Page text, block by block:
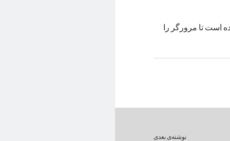
است تا مرورگر را
نوشته‌ی بعدی